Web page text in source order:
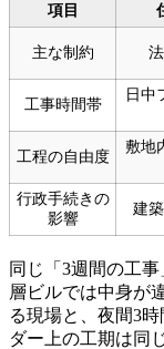
項目
主な制約
工事時間帯
日中
工程の自由度
敷地
行政手続きの
影響
建
同じ「3週間の工
層ビルでは中身が
る現場と、夜間3
ダー上の工期は同